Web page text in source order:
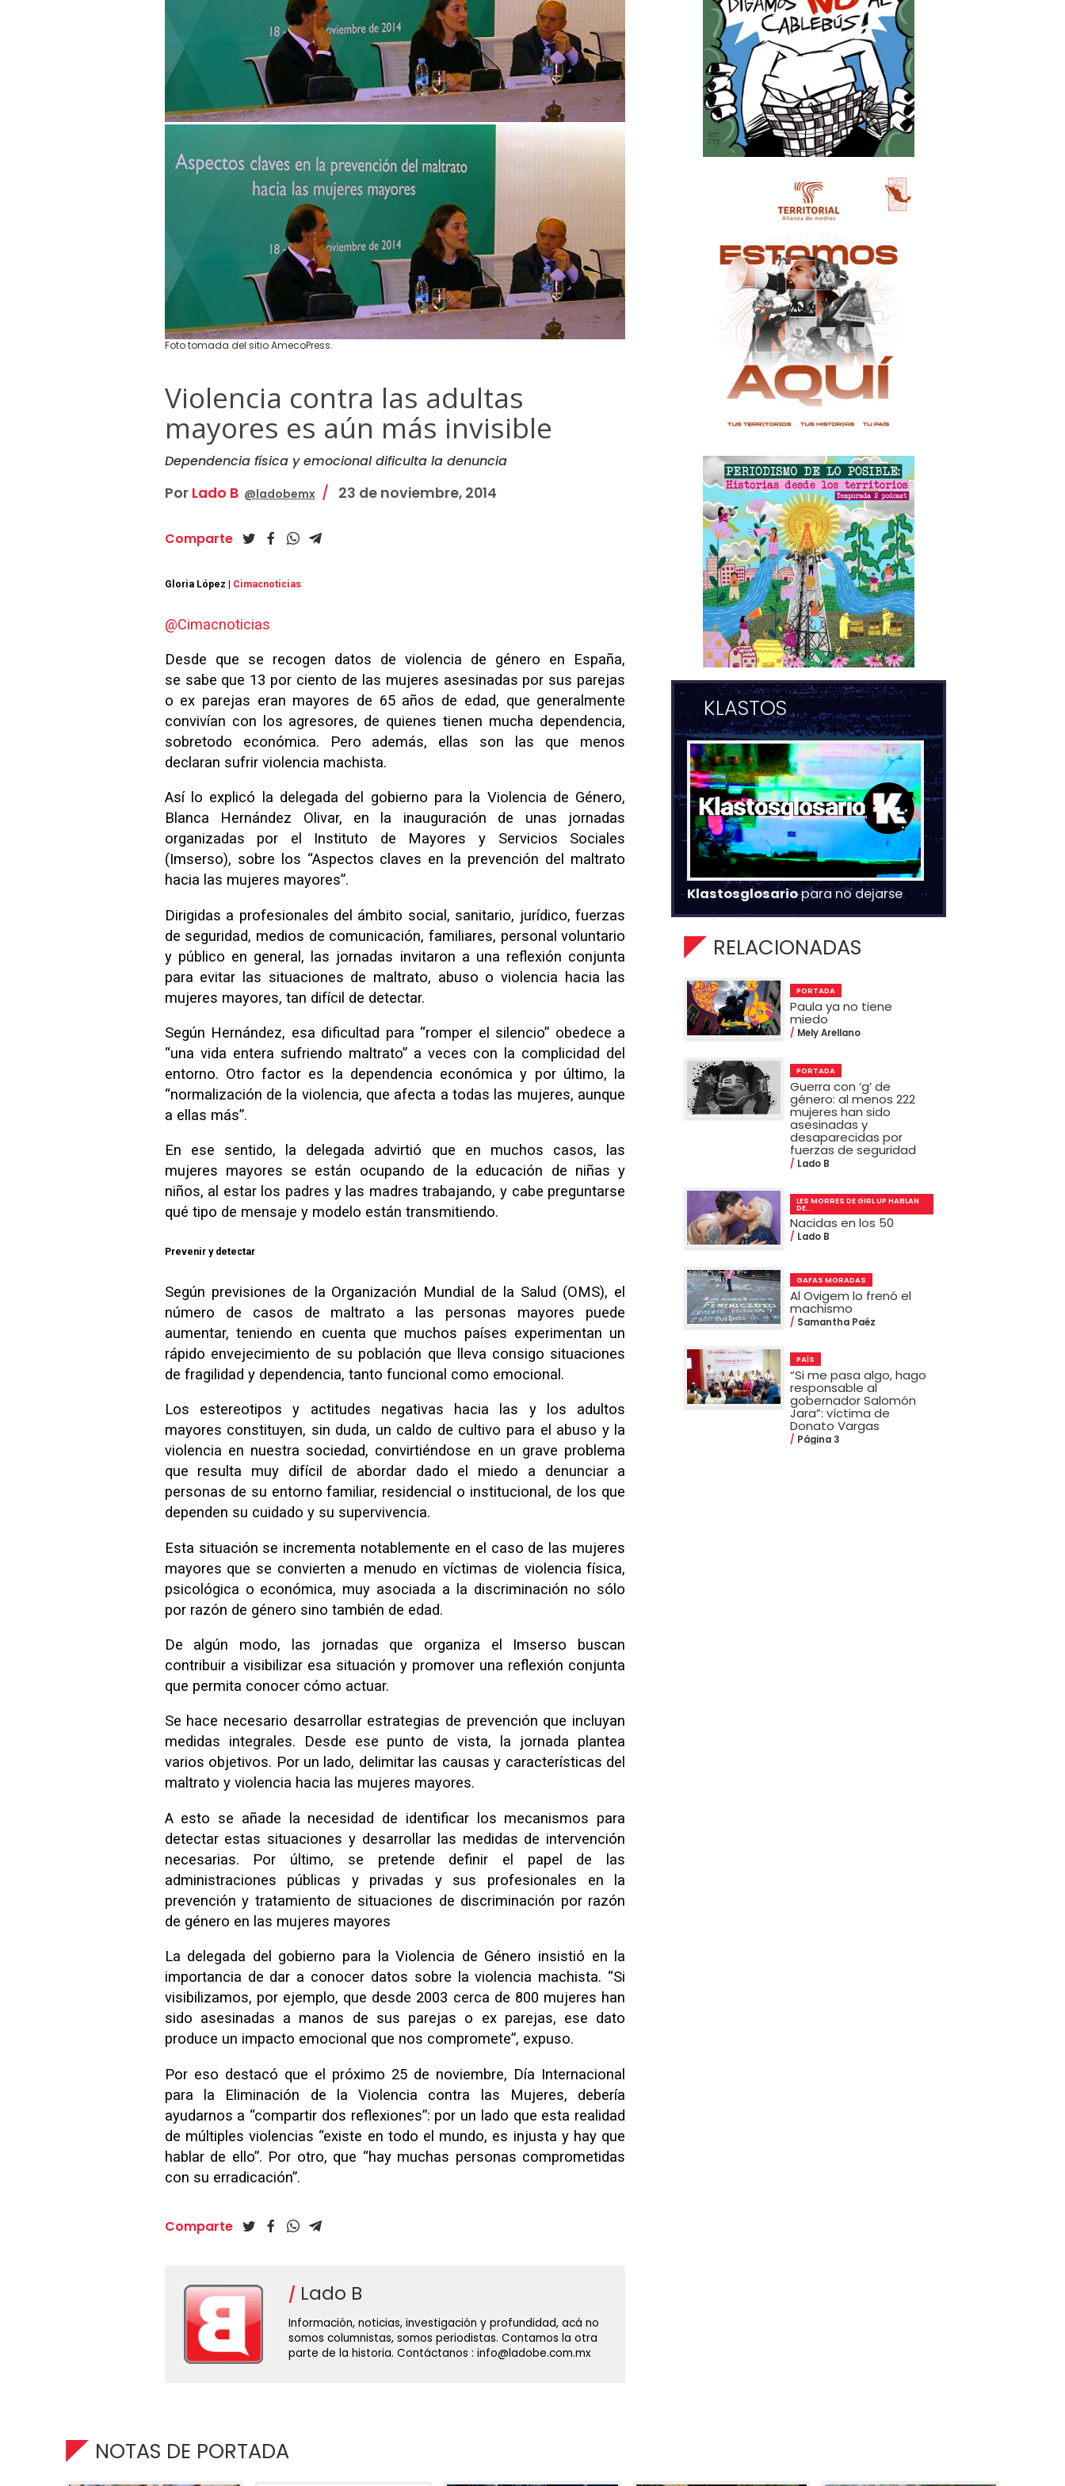
Foto tomada del sitio AmecoPress.
Violencia contra las adultas
mayores es aún más invisible
Dependencia física y emocional dificulta la denuncia
Por Lado B @ladobemx 23 de noviembre, 2014
Comparte
Gloria López | Cimacnoticias
@Cimacnoticias
Desde que se recogen datos de violencia de género en España,
se sabe que 13 por ciento de las mujeres asesinadas por sus parejas
o ex parejas eran mayores de 65 años de edad, que generalmente
convivían con los agresores, de quienes tienen mucha dependencia,
sobretodo económica. Pero además, ellas son las que menos
declaran sufrir violencia machista.
Así lo explicó la delegada del gobierno para la Violencia de Género,
Blanca Hernández Olivar, en la inauguración de unas jornadas
organizadas por el Instituto de Mayores y Servicios Sociales
(Imserso), sobre los “Aspectos claves en la prevención del maltrato
hacia las mujeres mayores”.
Dirigidas a profesionales del ámbito social, sanitario, jurídico, fuerzas
de seguridad, medios de comunicación, familiares, personal voluntario
y público en general, las jornadas invitaron a una reflexión conjunta
para evitar las situaciones de maltrato, abuso o violencia hacia las
mujeres mayores, tan difícil de detectar.
Según Hernández, esa dificultad para “romper el silencio” obedece a
“una vida entera sufriendo maltrato” a veces con la complicidad del
entorno. Otro factor es la dependencia económica y por último, la
“normalización de la violencia, que afecta a todas las mujeres, aunque
a ellas más”.
En ese sentido, la delegada advirtió que en muchos casos, las
mujeres mayores se están ocupando de la educación de niñas y
niños, al estar los padres y las madres trabajando, y cabe preguntarse
qué tipo de mensaje y modelo están transmitiendo.
Prevenir y detectar
Según previsiones de la Organización Mundial de la Salud (OMS), el
número de casos de maltrato a las personas mayores puede
aumentar, teniendo en cuenta que muchos países experimentan un
rápido envejecimiento de su población que lleva consigo situaciones
de fragilidad y dependencia, tanto funcional como emocional.
Los estereotipos y actitudes negativas hacia las y los adultos
mayores constituyen, sin duda, un caldo de cultivo para el abuso y la
violencia en nuestra sociedad, convirtiéndose en un grave problema
que resulta muy difícil de abordar dado el miedo a denunciar a
personas de su entorno familiar, residencial o institucional, de los que
dependen su cuidado y su supervivencia.
Esta situación se incrementa notablemente en el caso de las mujeres
mayores que se convierten a menudo en víctimas de violencia física,
psicológica o económica, muy asociada a la discriminación no sólo
por razón de género sino también de edad.
De algún modo, las jornadas que organiza el Imserso buscan
contribuir a visibilizar esa situación y promover una reflexión conjunta
que permita conocer cómo actuar.
Se hace necesario desarrollar estrategias de prevención que incluyan
medidas integrales. Desde ese punto de vista, la jornada plantea
varios objetivos. Por un lado, delimitar las causas y características del
maltrato y violencia hacia las mujeres mayores.
A esto se añade la necesidad de identificar los mecanismos para
detectar estas situaciones y desarrollar las medidas de intervención
necesarias. Por último, se pretende definir el papel de las
administraciones públicas y privadas y sus profesionales en la
prevención y tratamiento de situaciones de discriminación por razón
de género en las mujeres mayores
La delegada del gobierno para la Violencia de Género insistió en la
importancia de dar a conocer datos sobre la violencia machista. “Si
visibilizamos, por ejemplo, que desde 2003 cerca de 800 mujeres han
sido asesinadas a manos de sus parejas o ex parejas, ese dato
produce un impacto emocional que nos compromete”, expuso.
Por eso destacó que el próximo 25 de noviembre, Día Internacional
para la Eliminación de la Violencia contra las Mujeres, debería
ayudarnos a “compartir dos reflexiones”: por un lado que esta realidad
de múltiples violencias “existe en todo el mundo, es injusta y hay que
hablar de ello”. Por otro, que “hay muchas personas comprometidas
con su erradicación”.
Comparte
Lado B
Información, noticias, investigación y profundidad, acá no
somos columnistas, somos periodistas. Contamos la otra
parte de la historia. Contáctanos : info@ladobe.com.mx
KLASTOS
Klastosglosariopara no dejarse
RELACIONADAS
PORTADA
Paula ya no tiene
miedo
Mely Arellano
PORTADA
Guerra con ‘g’ de
género: al menos 222
mujeres han sido
asesinadas y
desaparecidas por
fuerzas de seguridad
Lado B
LES MORRES DE GIRL UP HABLAN
DE...
Nacidas en los 50
Lado B
GAFAS MORADAS
Al Ovigem lo frenó el
machismo
Samantha Paéz
PAÍS
“Si me pasa algo, hago
responsable al
gobernador Salomón
Jara”: víctima de
Donato Vargas
Página 3
NOTAS DE PORTADA